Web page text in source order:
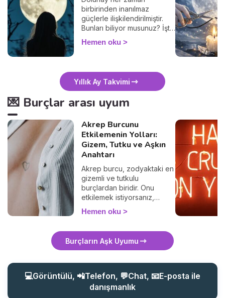
birbirinden inanılmaz
güçlerle ilişkilendirilmiştir.
Bunları biliyor musunuz? İşte
5 popüler inanış.
Hemen oku
Yıllık Ay Takvimi
💌 Burçlar arası uyum
Akrep Burcunu
Etkilemenin Yolları:
Gizem, Tutku ve Aşkın
Anahtarı
Akrep burcu, zodyaktaki en
gizemli ve tutkulu
burçlardan biridir. Onu
etkilemek istiyorsanız,
sıradan yaklaşımlardan uzak
durmalısınız. Akrep, derin
gizemli kişilere çekilir. Peki,
bir Akrep burcunu nasıl
ilgisini çekmek ve kalbini
kazanmak için bilmeniz
gereken tüm sırları bu
yazıda bulacaksınız. Hazır
Hemen oku
Burçların Aşk Uyumu
💻Görüntülü, 📲Telefon, 💬Chat, 📧E-posta ile
danışmanlık